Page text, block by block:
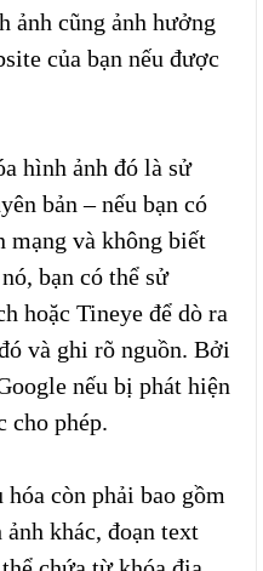
ảnh cũng ảnh hưởng
của bạn nếu được
hình ảnh đó là sử
bản – nếu bạn có
mạng và không biết
bạn có thể sử
hoặc Tineye để dò ra
và ghi rõ nguồn. Bởi
nếu bị phát hiện
cho phép.
còn phải bao gồm
khác, đoạn text